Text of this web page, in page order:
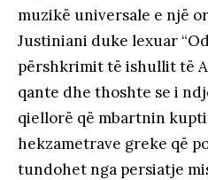
muzikë universale e një
Justiniani duke lexuar
përshkrimit të ishullit të
qante dhe thoshte se i
qiellorë që mbartnin
hekzametrave greke që
tundohet nga persiatje